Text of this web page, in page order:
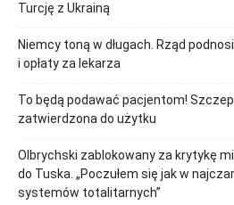
Turcję z Ukrainą
Niemcy toną w długach. Rząd
i opłaty za lekarza
To będą podawać pacjentom!
zatwierdzona do użytku
Olbrychski zablokowany za krytykę
do Tuska. „Poczułem się jak w
systemów totalitarnych”